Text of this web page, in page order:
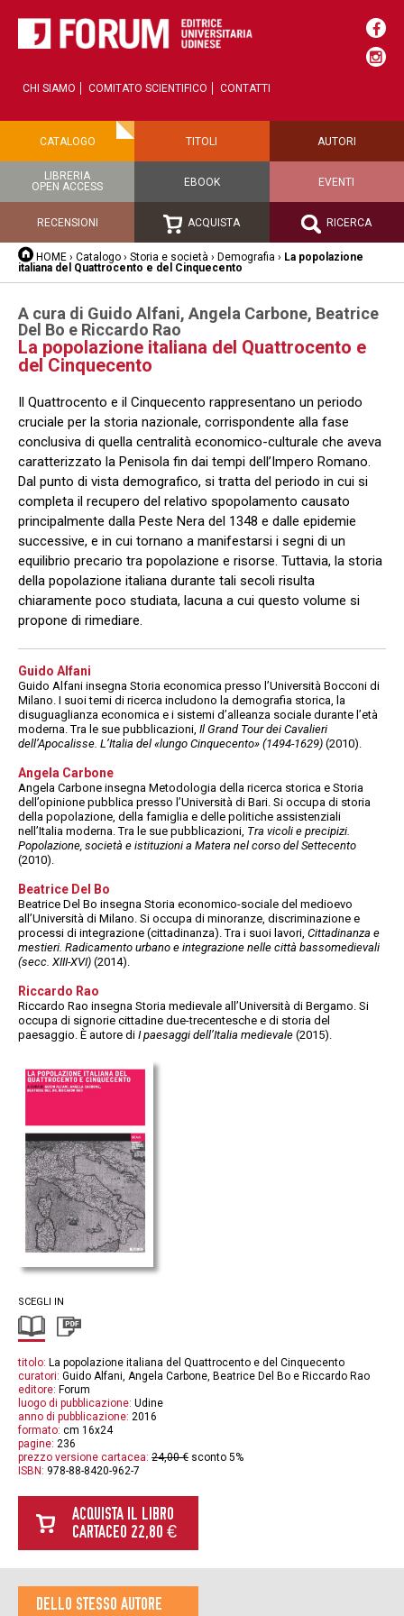
CHI SIAMO COMITATO SCIENTIFICO CONTATTI
CATALOGO TITOLI AUTORI
LIBRERIA
OPEN ACCESS
EBOOK EVENTI
RECENSIONI ACQUISTA RICERCA
HOME › Catalogo › Storia e società › Demografia › La popolazione
italiana del Quattrocento e del Cinquecento
A cura di Guido Alfani, Angela Carbone, Beatrice
Del Bo e Riccardo Rao
La popolazione italiana del Quattrocento e
del Cinquecento
Il Quattrocento e il Cinquecento rappresentano un periodo
cruciale per la storia nazionale, corrispondente alla fase
conclusiva di quella centralità economico-culturale che aveva
caratterizzato la Penisola fin dai tempi dell’Impero Romano.
Dal punto di vista demografico, si tratta del periodo in cui si
completa il recupero del relativo spopolamento causato
principalmente dalla Peste Nera del 1348 e dalle epidemie
successive, e in cui tornano a manifestarsi i segni di un
equilibrio precario tra popolazione e risorse. Tuttavia, la storia
della popolazione italiana durante tali secoli risulta
chiaramente poco studiata, lacuna a cui questo volume si
propone di rimediare.
Guido Alfani
Guido Alfani insegna Storia economica presso l’Università Bocconi di
Milano. I suoi temi di ricerca includono la demografia storica, la
disuguaglianza economica e i sistemi d’alleanza sociale durante l’età
moderna. Tra le sue pubblicazioni, Il Grand Tour dei Cavalieri
dell’Apocalisse. L’Italia del «lungo Cinquecento» (1494-1629) (2010).
Angela Carbone
Angela Carbone insegna Metodologia della ricerca storica e Storia
dell’opinione pubblica presso l’Università di Bari. Si occupa di storia
della popolazione, della famiglia e delle politiche assistenziali
nell’Italia moderna. Tra le sue pubblicazioni, Tra vicoli e precipizi.
Popolazione, società e istituzioni a Matera nel corso del Settecento
(2010).
Beatrice Del Bo
Beatrice Del Bo insegna Storia economico-sociale del medioevo
all’Università di Milano. Si occupa di minoranze, discriminazione e
processi di integrazione (cittadinanza). Tra i suoi lavori, Cittadinanza e
mestieri. Radicamento urbano e integrazione nelle città bassomedievali
(secc. XIII-XVI) (2014).
Riccardo Rao
Riccardo Rao insegna Storia medievale all’Università di Bergamo. Si
occupa di signorie cittadine due-trecentesche e di storia del
paesaggio. È autore di I paesaggi dell’Italia medievale (2015).
SCEGLI IN
titolo: La popolazione italiana del Quattrocento e del Cinquecento
curatori: Guido Alfani, Angela Carbone, Beatrice Del Bo e Riccardo Rao
editore: Forum
luogo di pubblicazione: Udine
anno di pubblicazione: 2016
formato: cm 16x24
pagine: 236
prezzo versione cartacea: 24,00 € sconto 5%
ISBN: 978-88-8420-962-7
ACQUISTA IL LIBRO
CARTACEO 22,80 €
DELLO STESSO AUTORE